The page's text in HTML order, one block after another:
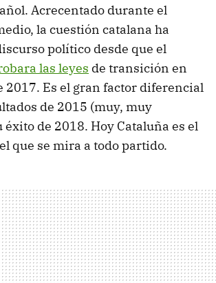
Acrecentado durante el
la cuestión catalana ha
político desde que el
las leyes de transición en
2017. Es el gran factor diferencial
de 2015 (muy, muy
éxito de 2018. Hoy Cataluña es el
que se mira a todo partido.